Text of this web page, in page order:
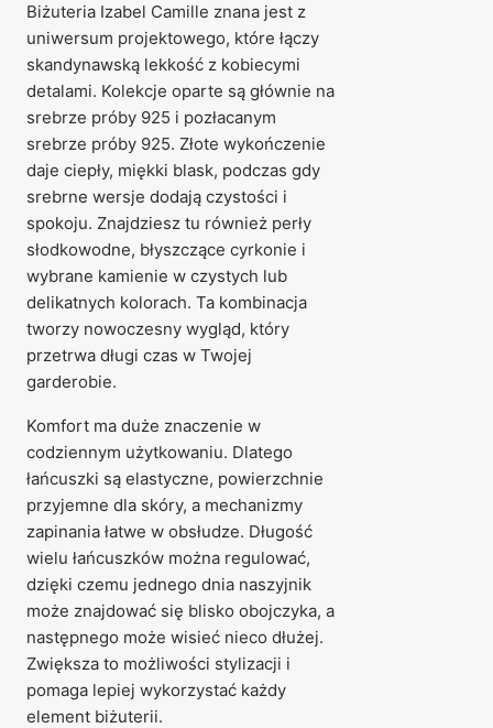
Biżuteria Izabel Camille znana jest z
uniwersum projektowego, które łączy
skandynawską lekkość z kobiecymi
detalami. Kolekcje oparte są głównie na
srebrze próby 925 i pozłacanym
srebrze próby 925. Złote wykończenie
daje ciepły, miękki blask, podczas gdy
srebrne wersje dodają czystości i
spokoju. Znajdziesz tu również perły
słodkowodne, błyszczące cyrkonie i
wybrane kamienie w czystych lub
delikatnych kolorach. Ta kombinacja
tworzy nowoczesny wygląd, który
przetrwa długi czas w Twojej
garderobie.
Komfort ma duże znaczenie w
codziennym użytkowaniu. Dlatego
łańcuszki są elastyczne, powierzchnie
przyjemne dla skóry, a mechanizmy
zapinania łatwe w obsłudze. Długość
wielu łańcuszków można regulować,
dzięki czemu jednego dnia naszyjnik
może znajdować się blisko obojczyka, a
następnego może wisieć nieco dłużej.
Zwiększa to możliwości stylizacji i
pomaga lepiej wykorzystać każdy
element biżuterii.